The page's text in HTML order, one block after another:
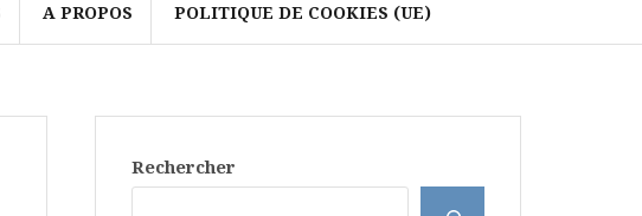
A PROPOS POLITIQUE DE COOKIES (UE)
Rechercher